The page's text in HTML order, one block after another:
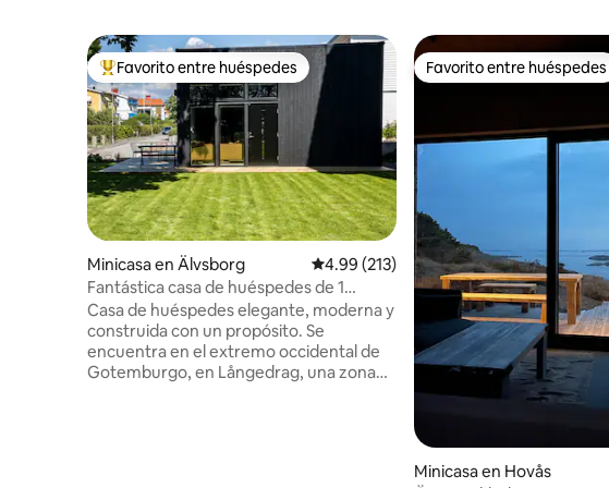
Favorito entre huéspedes preferido
Favorito entre huéspedes
Minicasa en Älvsborg Calificación promedio: 4.99 de 5, 213
4.99 (213)
Fantástica casa de huéspedes de 1
dormitorio con loft
Casa de huéspedes elegante, moderna y
construida con un propósito. Se
encuentra en el extremo occidental de
Gotemburgo, en Långedrag, una zona
Favorito entre huéspedes
Favorito entre huéspedes
Minicasa en Hovås